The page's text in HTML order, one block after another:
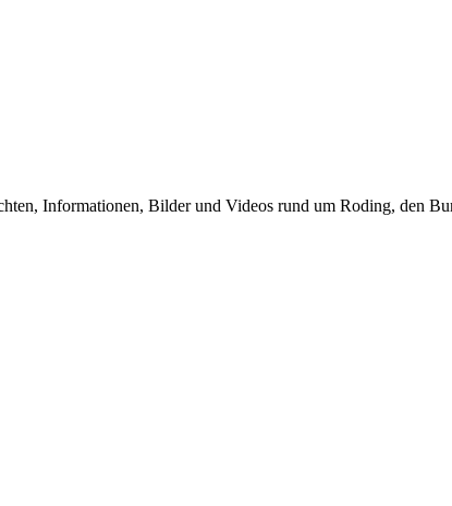
Informationen, Bilder und Videos rund um Roding, den